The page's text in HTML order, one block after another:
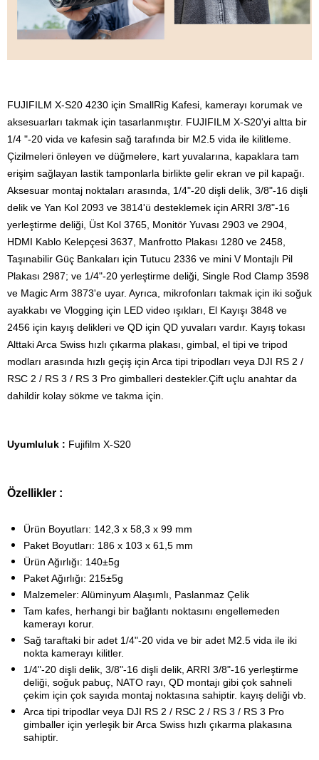
FUJIFILM X-S20 4230 için SmallRig Kafesi, kamerayı korumak ve
aksesuarları takmak için tasarlanmıştır. FUJIFILM X-S20'yi altta bir
1/4 "-20 vida ve kafesin sağ tarafında bir M2.5 vida ile kilitleme.
Çizilmeleri önleyen ve düğmelere, kart yuvalarına, kapaklara tam
erişim sağlayan lastik tamponlarla birlikte gelir ekran ve pil kapağı.
Aksesuar montaj noktaları arasında, 1/4"-20 dişli delik, 3/8"-16 dişli
delik ve Yan Kol 2093 ve 3814'ü desteklemek için ARRI 3/8"-16
yerleştirme deliği, Üst Kol 3765, Monitör Yuvası 2903 ve 2904,
HDMI Kablo Kelepçesi 3637, Manfrotto Plakası 1280 ve 2458,
Taşınabilir Güç Bankaları için Tutucu 2336 ve mini V Montajlı Pil
Plakası 2987; ve 1/4"-20 yerleştirme deliği, Single Rod Clamp 3598
ve Magic Arm 3873'e uyar. Ayrıca, mikrofonları takmak için iki soğuk
ayakkabı ve Vlogging için LED video ışıkları, El Kayışı 3848 ve
2456 için kayış delikleri ve QD için QD yuvaları vardır. Kayış tokası
Alttaki Arca Swiss hızlı çıkarma plakası, gimbal, el tipi ve tripod
modları arasında hızlı geçiş için Arca tipi tripodları veya DJI RS 2 /
RSC 2 / RS 3 / RS 3 Pro gimballeri destekler.Çift uçlu anahtar da
dahildir kolay sökme ve takma için.
Uyumluluk : Fujifilm X-S20
Özellikler :
Ürün Boyutları: 142,3 x 58,3 x 99 mm
Paket Boyutları: 186 x 103 x 61,5 mm
Ürün Ağırlığı: 140±5g
Paket Ağırlığı: 215±5g
Malzemeler: Alüminyum Alaşımlı, Paslanmaz Çelik
Tam kafes, herhangi bir bağlantı noktasını engellemeden
kamerayı korur.
Sağ taraftaki bir adet 1/4"-20 vida ve bir adet M2.5 vida ile iki
nokta kamerayı kilitler.
1/4"-20 dişli delik, 3/8"-16 dişli delik, ARRI 3/8"-16 yerleştirme
deliği, soğuk pabuç, NATO rayı, QD montajı gibi çok sahneli
çekim için çok sayıda montaj noktasına sahiptir. kayış deliği vb.
Arca tipi tripodlar veya DJI RS 2 / RSC 2 / RS 3 / RS 3 Pro
gimballer için yerleşik bir Arca Swiss hızlı çıkarma plakasına
sahiptir.